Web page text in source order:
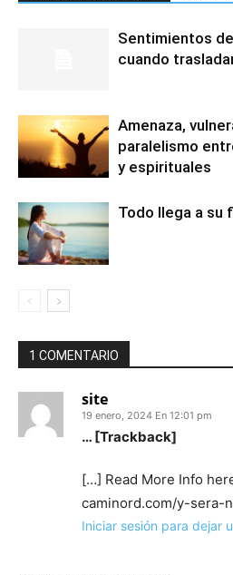
Sentimientos
cuando
Amenaza,
paralelismo
y espirituales
Todo llega a su
1 COMENTARIO
site
19 enero, 2024 En 12:01 pm
… [Trackback]
[…] Read More Info
caminord.com/y-sera-
Iniciar sesión para dejar